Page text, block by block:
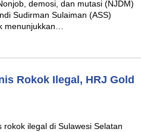
demosi, dan mutasi (NJDM)
Sudirman Sulaiman (ASS)
menunjukkan…
Rokok Ilegal, HRJ Gold
ilegal di Sulawesi Selatan